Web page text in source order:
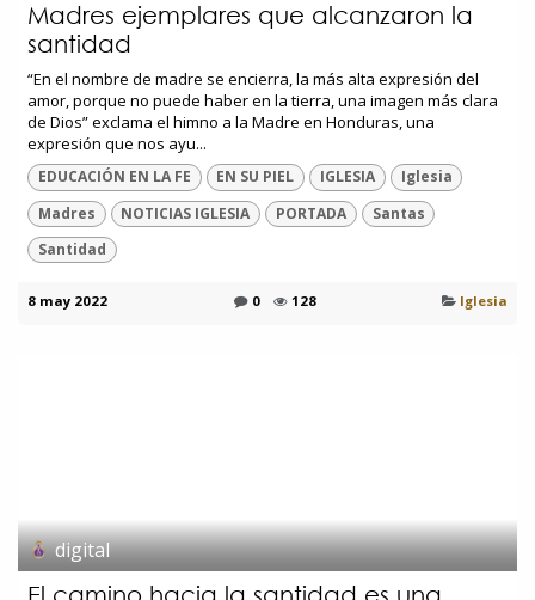
Madres ejemplares que alcanzaron la
santidad
“En el nombre de madre se encierra, la más alta expresión del
amor, porque no puede haber en la tierra, una imagen más clara
de Dios” exclama el himno a la Madre en Honduras, una
expresión que nos ayu...
EDUCACIÓN EN LA FE EN SU PIEL IGLESIA
Iglesia
Madres
NOTICIAS IGLESIA PORTADA
Santas
Santidad
8 may 2022 0 128 Iglesia
digital
El camino hacia la santidad es una